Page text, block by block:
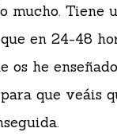
mucho. Tiene
en 24-48
os he
que veáis